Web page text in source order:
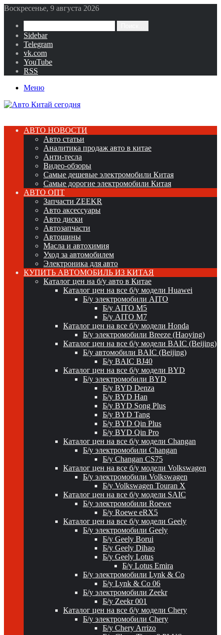
Воскресенье, 9 августа 2026
Sidebar
Telegram
vk.com
YouTube
RSS
Меню
АВТО НОВОСТИ
Авто статьи
Аналитика продаж авто в китае
Анти-тесла
Видео-обзоры
Самые дешевые электромобили Китая
Самые дорогие электромобили Китая
АВТО ОПТ
Запчасти ZEEKR
Авто аксессуары
Авто диски
Автозапчасти
Автошины
Масла и автохимия
Уход за автомобилем
Электроника для авто
КУПИТЬ АВТОМОБИЛЬ ИЗ КИТАЯ
Каталог цен на б/у авто в Китае
Каталог цен на все б/у модели Huawei
Б/у электромобили AITO
Б/у AITO M5
Б/у AITO M7
Каталог цен на все б/у модели Honda
Б/у электромобили Breeze (Haoying)
Каталог цен на все б/у модели BAIC (Beijing)
Б/у автомобили BAIC (Beijing)
Б/у BAIC BJ40
Каталог цен на все б/у модели BYD
Б/у электромобили BYD
Б/у BYD Denza
Б/у BYD Han
Б/у BYD Song Plus
Б/у BYD Tang
Б/у BYD Qin Plus
Б/у BYD Qin Pro
Каталог цен на все б/у модели Changan
Б/у электромобили Changan
Б/у Changan CS75
Каталог цен на все б/у модели Volkswagen
Б/у электромобили Volkswagen
Б/у Volkswagen Touran X
Каталог цен на все б/у модели SAIC
Б/у электромобили Roewe
Б/у Roewe eRX5
Каталог цен на все б/у модели Geely
Б/у электромобили Geely
Б/у Geely Borui
Б/у Geely Dihao
Б/у Geely Lotus
Б/у Lotus Emira
Б/у электромобили Lynk & Co
Б/у Lynk & Co 06
Б/у электромобили Zeekr
Б/у Zeekr 001
Каталог цен на все б/у модели Chery
Б/у электромобили Chery
Б/у Chery Arrizo